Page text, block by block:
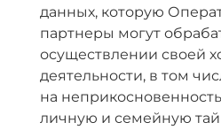
данных, которую
партнеры могут
осуществлении своей
деятельности, в том
на
личную и семейную